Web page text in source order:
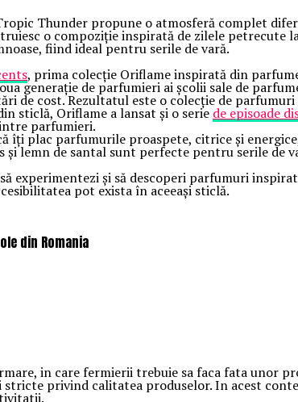
Thunder propune o atmosferă complet
o compoziție inspirată de zilele
fiind ideal pentru serile de vară.
, prima colecție Oriflame inspirată din
generație de parfumieri ai școlii sale de
de cost. Rezultatul este o colecție de
sticlă, Oriflame a lansat și o serie de episoade
parfumieri.
îți plac parfumurile proaspete, citrice și
și lemn de santal sunt perfecte pentru serile de
experimentezi și să descoperi parfumuri
pot exista în aceeași sticlă.
din Romania
in care fermierii trebuie sa faca fata unor
privind calitatea produselor. In acest